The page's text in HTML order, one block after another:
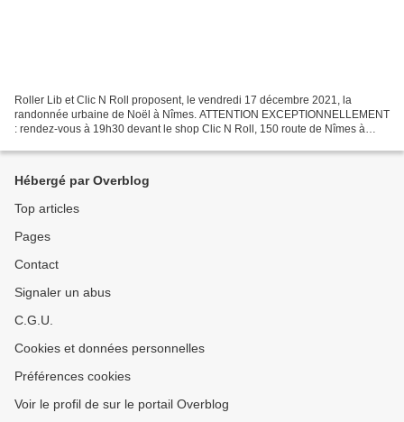
Roller Lib et Clic N Roll proposent, le vendredi 17 décembre 2021, la
randonnée urbaine de Noël à Nîmes. ATTENTION EXCEPTIONNELLEMENT
: rendez-vous à 19h30 devant le shop Clic N Roll, 150 route de Nîmes à
Hébergé par Overblog
Top articles
Pages
Contact
Signaler un abus
C.G.U.
Cookies et données personnelles
Préférences cookies
Voir le profil de sur le portail Overblog